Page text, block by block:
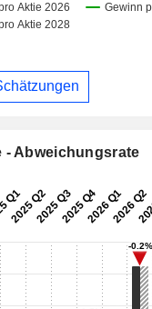
- Abweichungsrate